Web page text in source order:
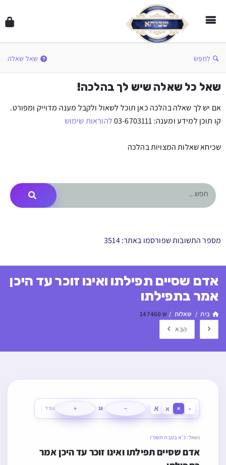
לְחַפֵּשׂ שאל שאלה
שאל כל שאלה שיש לך בהלכה!
אם יש לך שאלה בהלכה כאן תוכל לשאול ולקבל מענה מדוייק ומפורט.
קו תוכן למידע ומענה: 03-6703111
להוראות שימוש
שכיחא שאלות המצויות בהלכה
מספר התשובות שפורסמו באתר: 3514
אדם שסיים תפילתו ואינו זוכר עד היכן
אמר בתפילתו
בַּיִת / שאלות / ש 147460
הַבָּא
א א א א −
18
+ גודל
נשאל: כ״א בטבת תשפ״ו